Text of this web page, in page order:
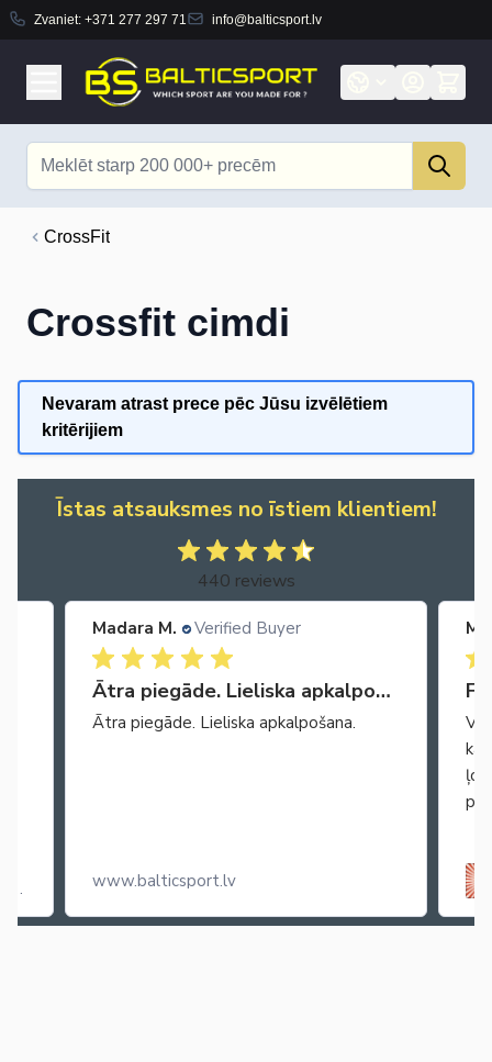
Zvaniet: +371 277 297 71 info@balticsport.lv
CrossFit
Crossfit cimdi
Nevaram atrast prece pēc Jūsu izvēlētiem
kritērijiem
Īstas atsauksmes no īstiem klientiem!
440 reviews
Madara M. Verified Buyer
Ātra piegāde. Lieliska apkalpošana.
Ātra piegāde. Lieliska apkalpošana.
www.balticsport.lv